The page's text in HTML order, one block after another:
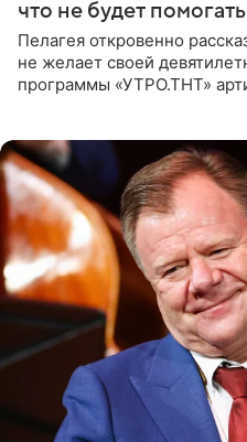
что не будет
Пелагея откровенно
не желает своей
программы «УТРО.ТНТ»